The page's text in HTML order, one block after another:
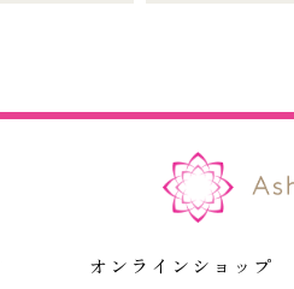
オンラインショップ